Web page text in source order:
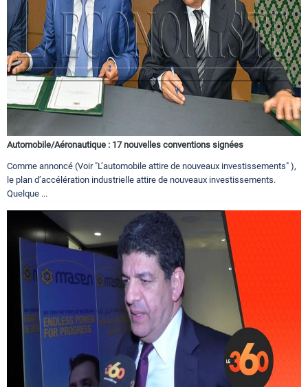
Automobile/Aéronautique : 17 nouvelles conventions signées
Comme annoncé (Voir "L’automobile attire de nouveaux investissements" ),
le plan d’accélération industrielle attire de nouveaux investissements.
Quelque ...